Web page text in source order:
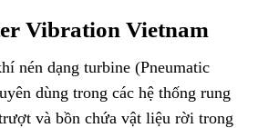
Vibration Vietnam
nén dạng turbine (Pneumatic
dùng trong các hệ thống rung
và bồn chứa vật liệu rời trong